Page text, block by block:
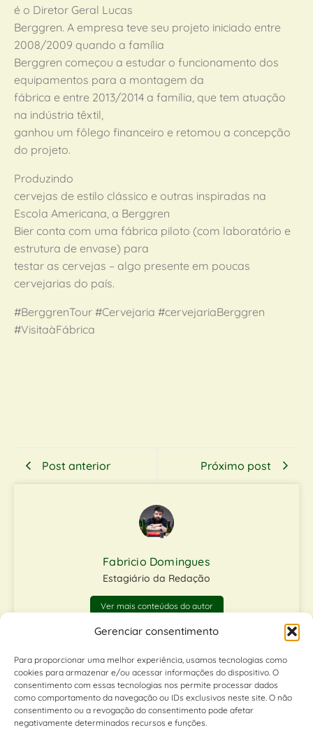
Gerenciar consentimento
Para proporcionar uma melhor experiência, usamos tecnologias como
cookies para armazenar e/ou acessar informações do dispositivo. O
consentimento com essas tecnologias nos permite processar dados
como comportamento da navegação ou IDs exclusivos neste site. O não
consentimento ou a revogação do consentimento pode afetar
negativamente determinados recursos e funções.
é o Diretor Geral Lucas
Berggren. A empresa teve seu projeto iniciado entre
2008/2009 quando a família
Berggren começou a estudar o funcionamento dos
equipamentos para a montagem da
fábrica e entre 2013/2014 a família, que tem atuação
na indústria têxtil,
ganhou um fôlego financeiro e retomou a concepção
do projeto.
Produzindo
cervejas de estilo clássico e outras inspiradas na
Escola Americana, a Berggren
Bier conta com uma fábrica piloto (com laboratório e
estrutura de envase) para
testar as cervejas – algo presente em poucas
cervejarias do país.
#BerggrenTour #Cervejaria #cervejariaBerggren
#VisitaàFábrica
Post anterior Próximo post
Fabricio Domingues
Estagiário da Redação
Ver mais conteúdos do autor